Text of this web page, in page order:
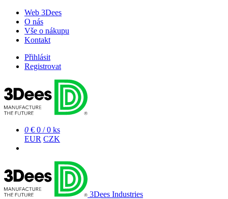
Web 3Dees
O nás
Vše o nákupu
Kontakt
Přihlásit
Registrovat
0 € 0 /0 ks
EUR CZK
3Dees Industries